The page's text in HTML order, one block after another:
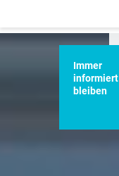
Immer
informiert
bleiben